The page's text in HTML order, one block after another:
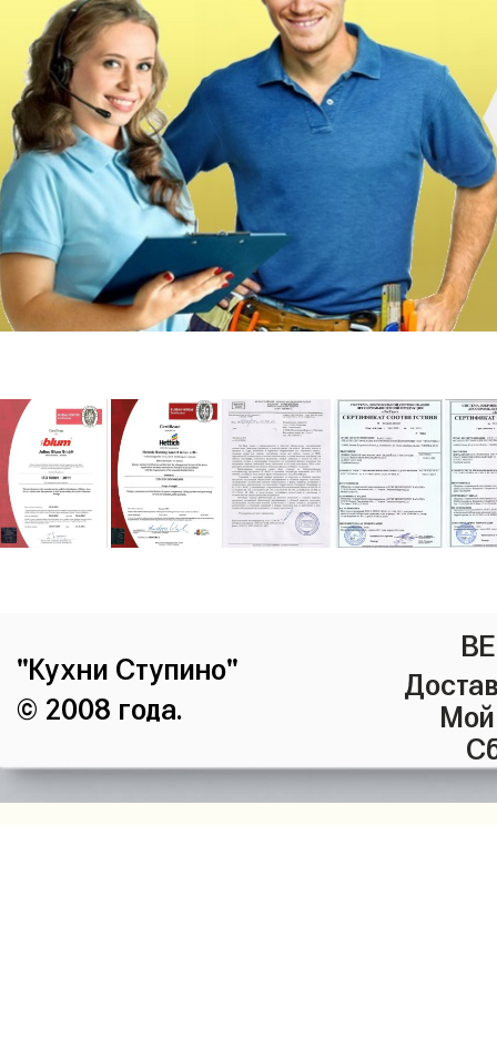
"Кухни Ступино"
© 2008 года.